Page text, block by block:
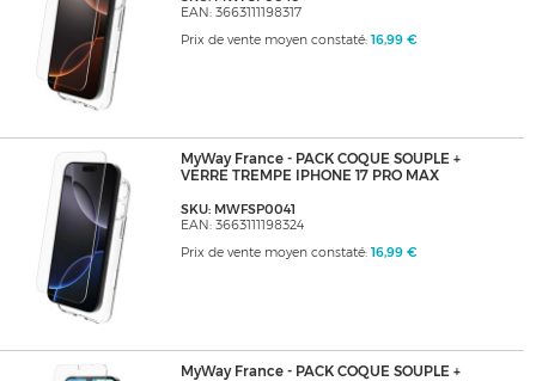
EAN: 3663111198317
Prix de vente moyen constaté: 16,99 €
MyWay France - PACK COQUE SOUPLE +
VERRE TREMPE IPHONE 17 PRO MAX
SKU: MWFSP0041
EAN: 3663111198324
Prix de vente moyen constaté: 16,99 €
MyWay France - PACK COQUE SOUPLE +